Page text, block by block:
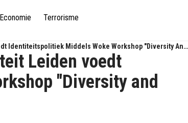
Economie Terrorisme
Identiteitspolitiek Middels Woke Workshop "Diversity And
Leiden voedt
"Diversity and